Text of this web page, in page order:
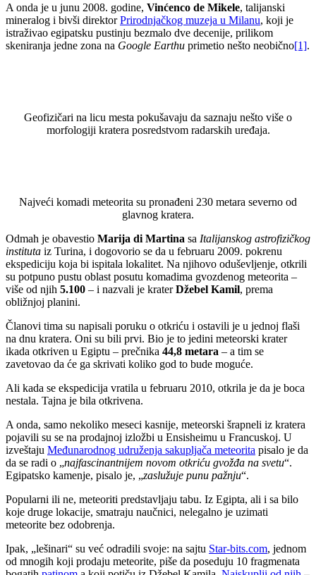
A onda je u junu 2008. godine, Vinćenco de Mikele, talijanski
mineralog i bivši direktorPrirodnjačkog muzeja u Milanu, koji je
istraživao egipatsku pustinju bezmalo dve decenije, prilikom
skeniranja jedne zona na Google Earthu primetio nešto neobično[1].
Geofizičari na licu mesta pokušavaju da saznaju nešto više o
morfologiji kratera posredstvom radarskih uređaja.
Najveći komadi meteorita su pronađeni 230 metara severno od
glavnog kratera.
Odmah je obavestio Marija di Martina sa Italijanskog astrofizičkog
instituta iz Turina, i dogovorio se da u februaru 2009. pokrenu
ekspediciju koja bi ispitala lokalitet. Na njihovo oduševljenje, otkrili
su potpuno pustu oblast posutu komadima gvozdenog meteorita –
više od njih 5.100 – i nazvali je kraterDžebel Kamil, prema
obližnjoj planini.
Članovi tima su napisali poruku o otkriću i ostavili je u jednoj flaši
na dnu kratera. Oni su bili prvi. Bio je to jedini meteorski krater
ikada otkriven u Egiptu – prečnika 44,8 metara – a tim se
zavetovao da će ga skrivati koliko god to bude moguće.
Ali kada se ekspedicija vratila u februaru 2010, otkrila je da je boca
nestala. Tajna je bila otkrivena.
A onda, samo nekoliko meseci kasnije, meteorski šrapneli iz kratera
pojavili su se na prodajnoj izložbi u Ensisheimu u Francuskoj. U
izveštaju Međunarodnog udruženja sakupljača meteorita pisalo je da
da se radi o „najfascinantnijem novom otkriću gvožđa na svetu“.
Egipatsko kamenje, pisalo je, „zaslužuje punu pažnju“.
Popularni ili ne, meteoriti predstavljaju tabu. Iz Egipta, ali i sa bilo
koje druge lokacije, smatraju naučnici, nelegalno je uzimati
meteorite bez odobrenja.
Ipak, „lešinari“ su već odradili svoje: na sajtu Star-bits.com, jednom
od mnogih koji prodaju meteorite, piše da poseduju 10 fragmenata